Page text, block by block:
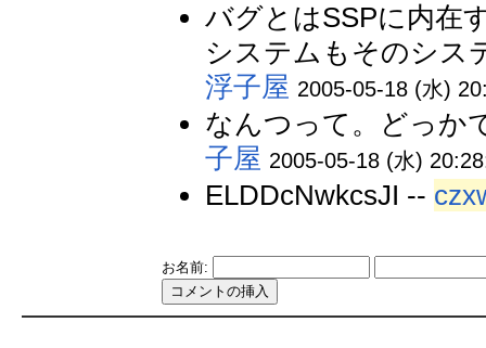
バグとはSSPに内在
システムもそのシス
浮子屋 2005-05-18 (水)
なんつって。どっか
子屋 2005-05-18 (水)
ELDDcNwkcsJI --
お名前: